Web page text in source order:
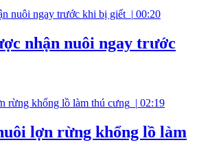
| 00:20
nhận nuôi ngay trước
| 02:19
lợn rừng khổng lồ làm